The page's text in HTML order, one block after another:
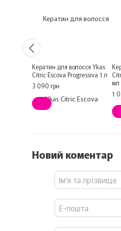
Кератин для волосся Ykas
Citric Escova Progressiva 1 л
3 090 грн
мл
1
Новий коментар